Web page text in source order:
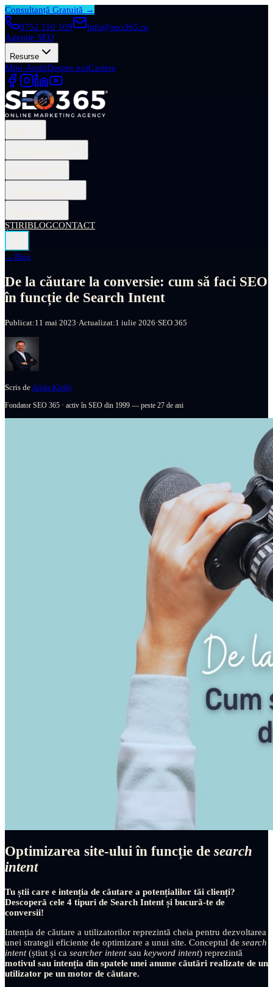
Consultanță Gratuită →
0752 110 109
info@seo365.ro
Agenție SEO
Resurse
Mini-AuditDespre noiCariere
ȘTIRIBLOGCONTACT
← Blog
De la căutare la conversie: cum să faci SEO
în funcție de Search Intent
Publicat:11 mai 2023·Actualizat:1 iulie 2026·SEO 365
Scris de Attila Király
Fondator SEO 365 · activ în SEO din 1999 — peste 27 de ani
Optimizarea site-ului în funcție de search
intent
Tu știi care e intenția de căutare a potențialilor tăi clienți?
Descoperă cele 4 tipuri de Search Intent și bucură-te de
conversii!
Intenția de căutare a utilizatorilor reprezintă cheia pentru dezvoltarea
unei strategii eficiente de optimizare a unui site. Conceptul de search
intent(știut și ca searcher intentsau keyword intent) reprezintă
motivul sau intenția din spatele unei anume căutări realizate de un
utilizator pe un motor de căutare.